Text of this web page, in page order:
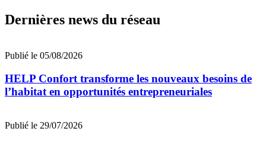
Dernières news du réseau
Publié le 05/08/2026
HELP Confort transforme les nouveaux besoins de
l’habitat en opportunités entrepreneuriales
Publié le 29/07/2026